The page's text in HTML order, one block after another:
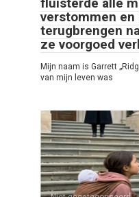
verstommen en
terugbrengen
ze voorgoed
Mijn naam is Garrett
van mijn leven was